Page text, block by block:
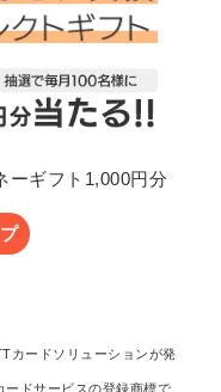
ーギフト1,000円分
カードソリューションが発
ドサービスの登録商標で